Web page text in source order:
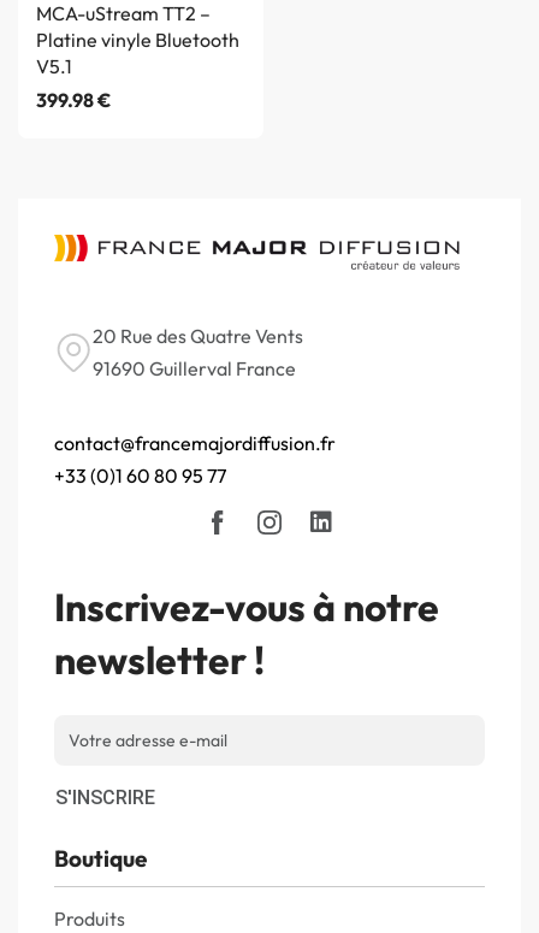
MCA-uStream TT2 –
Platine vinyle Bluetooth
V5.1
399.98€
20 Rue des Quatre Vents
91690 Guillerval France
contact@francemajordiffusion.fr
+33 (0)1 60 80 95 77
Inscrivez-vous à notre
newsletter !
S'INSCRIRE
Boutique
Produits